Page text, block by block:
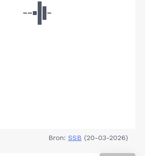
Bron: SSB (20-03-2026)